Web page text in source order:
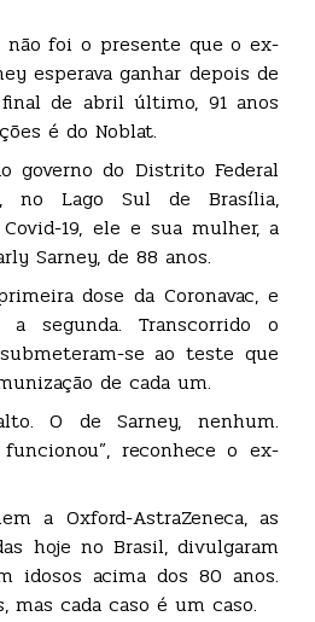
não foi o presente que o ex-
esperava ganhar depois de
de abril último, 91 anos
é do Noblat.
governo do Distrito Federal
no Lago Sul de Brasília,
19, ele e sua mulher, a
Sarney, de 88 anos.
dose da Coronavac, e
a segunda. Transcorrido o
se ao teste que
de cada um.
O de Sarney, nenhum.
reconhece o ex-
a Oxford-AstraZeneca, as
hoje no Brasil, divulgaram
idosos acima dos 80 anos.
mas cada caso é um caso.